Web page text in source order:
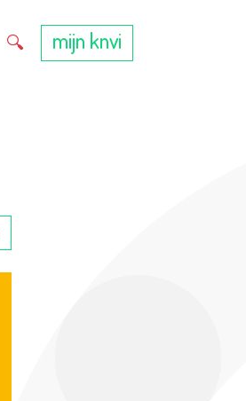
Direct zoeken
mijn knvi